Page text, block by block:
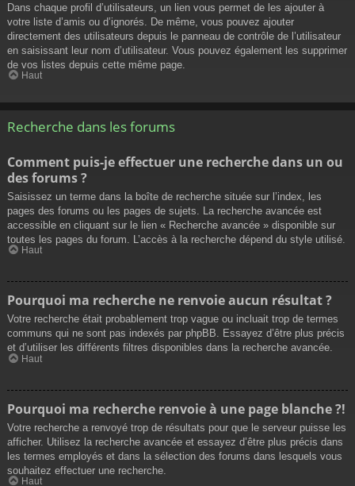
Dans chaque profil d’utilisateurs, un lien vous permet de les ajouter à
votre liste d’amis ou d’ignorés. De même, vous pouvez ajouter
directement des utilisateurs depuis le panneau de contrôle de l’utilisateur
en saisissant leur nom d’utilisateur. Vous pouvez également les supprimer
de vos listes depuis cette même page.
Haut
Recherche dans les forums
Comment puis-je effectuer une recherche dans un ou
des forums ?
Saisissez un terme dans la boîte de recherche située sur l’index, les
pages des forums ou les pages de sujets. La recherche avancée est
accessible en cliquant sur le lien « Recherche avancée » disponible sur
toutes les pages du forum. L’accès à la recherche dépend du style utilisé.
Haut
Pourquoi ma recherche ne renvoie aucun résultat ?
Votre recherche était probablement trop vague ou incluait trop de termes
communs qui ne sont pas indexés par phpBB. Essayez d’être plus précis
et d’utiliser les différents filtres disponibles dans la recherche avancée.
Haut
Pourquoi ma recherche renvoie à une page blanche ?!
Votre recherche a renvoyé trop de résultats pour que le serveur puisse les
afficher. Utilisez la recherche avancée et essayez d’être plus précis dans
les termes employés et dans la sélection des forums dans lesquels vous
souhaitez effectuer une recherche.
Haut